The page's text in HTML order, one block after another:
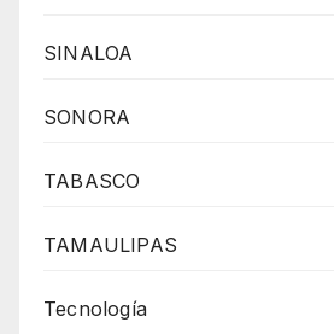
SINALOA
SONORA
TABASCO
TAMAULIPAS
Tecnología